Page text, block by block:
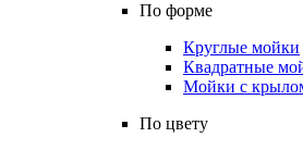
По форме
Круглые мойки
Квадратные
Мойки с
По цвету